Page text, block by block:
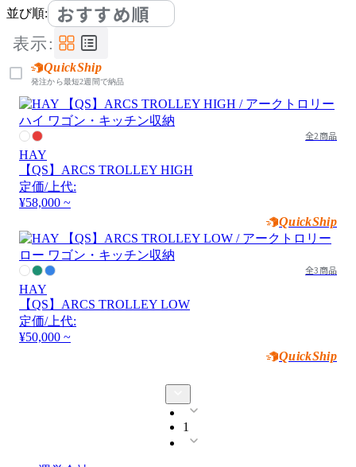
並び順: おすすめ順
表示:
QuickShip
発注から最短2週間で納品
全2商品
HAY
【QS】ARCS TROLLEY HIGH
定価/上代:
¥58,000 ~
QuickShip
全3商品
HAY
【QS】ARCS TROLLEY LOW
定価/上代:
¥50,000 ~
QuickShip
1